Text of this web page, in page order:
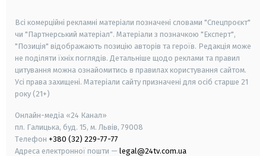
Всі комерційні рекламні матеріали позначені словами "Спецпроєкт"
чи "Партнерський матеріал". Матеріали з позначкою "Експерт",
"Позиція" відображають позицію авторів та героїв. Редакція може
не поділяти їхніх поглядів. Детальніше щодо реклами та правил
цитування можна ознайомитись в правилах користування сайтом.
Усі права захищені. Матеріали сайту призначені для осіб старше 21
року (21+)
Онлайн-медіа «24 Канал»
пл. Галицька, буд. 15, м. Львів, 79008
Телефон +380 (32) 229-77-77
Адреса електронної пошти — legal@24tv.com.ua